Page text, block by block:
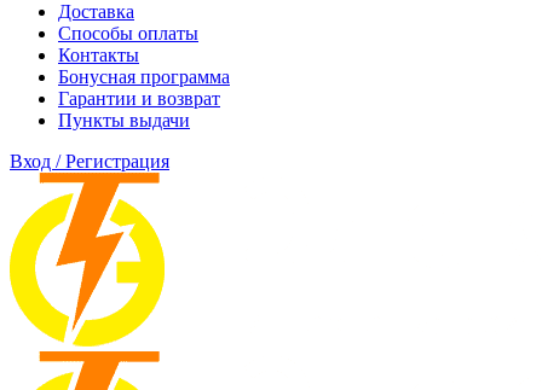
Доставка
Способы оплаты
Контакты
Бонусная программа
Гарантии и возврат
Пункты выдачи
Вход / Регистрация